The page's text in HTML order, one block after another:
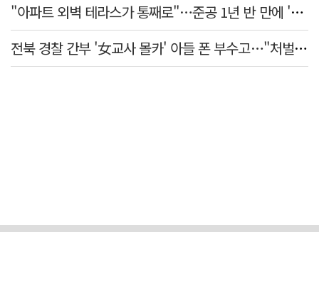
"아파트 외벽 테라스가 통째로"…준공 1년 반 만에 '아찔 사고'
전북 경찰 간부 '女교사 몰카' 아들 폰 부수고…"처벌 못하는 사안" 내부망에 글